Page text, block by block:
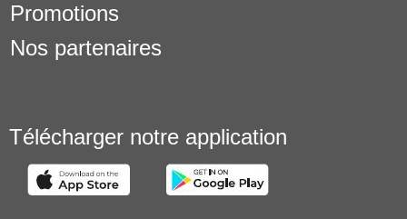
Promotions
Nos partenaires
Télécharger notre application